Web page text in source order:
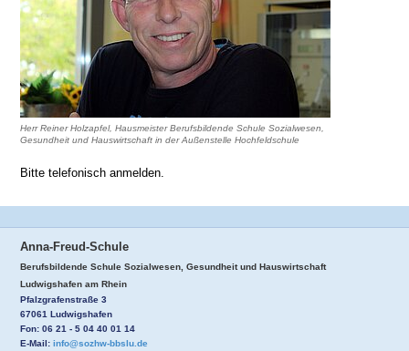
Herr Reiner Holzapfel, Hausmeister Berufsbildende Schule Sozialwesen,
Gesundheit und Hauswirtschaft in der Außenstelle Hochfeldschule
Bitte telefonisch anmelden.
Anna-Freud-Schule
Berufsbildende Schule Sozialwesen, Gesundheit und Hauswirtschaft
Ludwigshafen am Rhein
Pfalzgrafenstraße 3
67061 Ludwigshafen
Fon: 06 21 - 5 04 40 01 14
E-Mail:info@sozhw-bbslu.de